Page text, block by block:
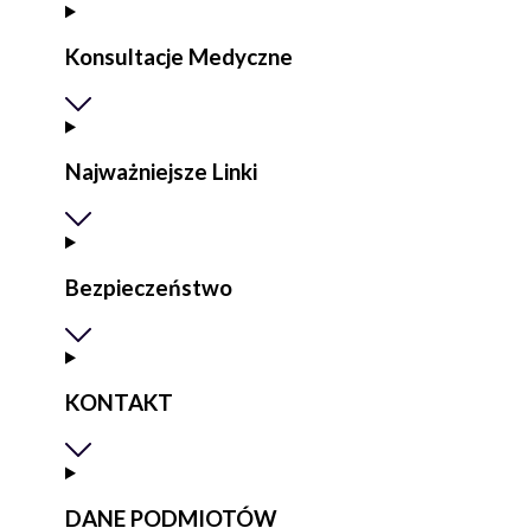
Konsultacje Medyczne
Najważniejsze Linki
Bezpieczeństwo
KONTAKT
DANE PODMIOTÓW